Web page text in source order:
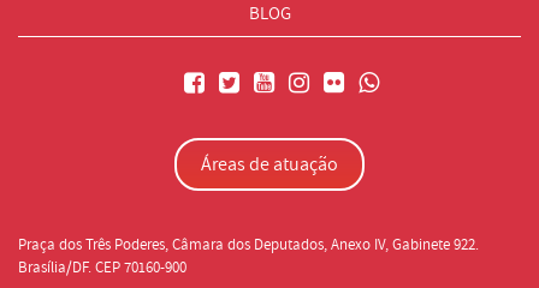
BLOG
Áreas de atuação
Praça dos Três Poderes, Câmara dos Deputados, Anexo IV, Gabinete 922.
Brasília/DF. CEP 70160-900